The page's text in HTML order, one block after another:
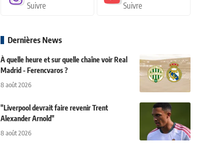
Suivre Suivre
Dernières News
À quelle heure et sur quelle chaîne voir Real
Madrid - Ferencvaros ?
8 août 2026
"Liverpool devrait faire revenir Trent
Alexander Arnold"
8 août 2026